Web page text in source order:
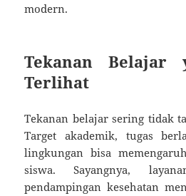
modern.
Tekanan Belajar
Terlihat
Tekanan belajar sering tidak
Target akademik, tugas
lingkungan bisa
siswa. Sayangnya,
pendampingan kesehatan